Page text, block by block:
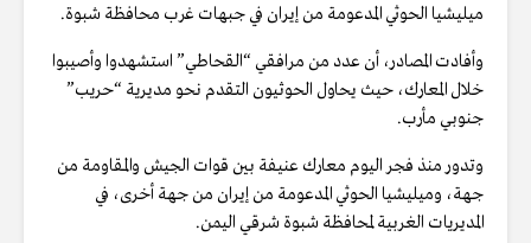
ميليشيا الحوثي المدعومة من إيران في جبهات غرب محافظة شبوة.
وأفادت المصادر، أن عدد من مرافقي “القحاطي” استشهدوا وأصيبوا
خلال المعارك، حيث يحاول الحوثيون التقدم نحو مديرية “حريب”
جنوبي مأرب.
وتدور منذ فجر اليوم معارك عنيفة بين قوات الجيش والمقاومة من
جهة، وميليشيا الحوثي المدعومة من إيران من جهة أخرى، في
المديريات الغربية لمحافظة شبوة شرقي اليمن.